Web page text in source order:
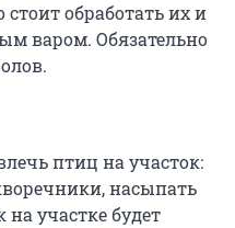
обработать их и
варом. Обязательно
птиц на участок:
насыпать
участке будет